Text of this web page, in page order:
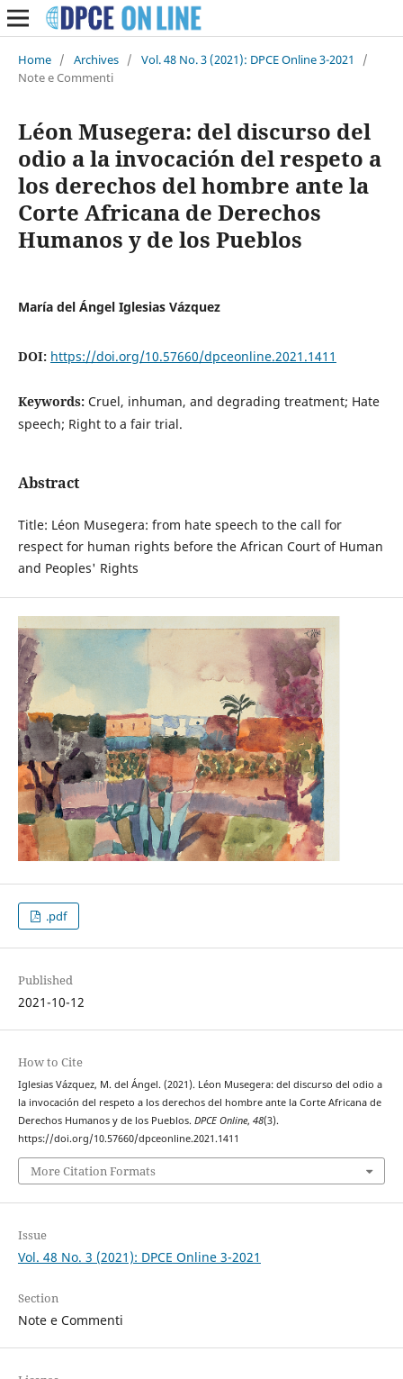
Home / Archives / Vol. 48 No. 3 (2021): DPCE Online 3-2021
/
Note e Commenti
Léon Musegera: del discurso del
odio a la invocación del respeto a
los derechos del hombre ante la
Corte Africana de Derechos
Humanos y de los Pueblos
María del Ángel Iglesias Vázquez
DOI: https://doi.org/10.57660/dpceonline.2021.1411
Keywords: Cruel, inhuman, and degrading treatment; Hate
speech; Right to a fair trial.
Abstract
Title: Léon Musegera: from hate speech to the call for
respect for human rights before the African Court of Human
and Peoples' Rights
.pdf
Published
2021-10-12
How to Cite
Iglesias Vázquez, M. del Ángel. (2021). Léon Musegera: del discurso del odio a
la invocación del respeto a los derechos del hombre ante la Corte Africana de
Derechos Humanos y de los Pueblos. DPCE Online, 48(3).
https://doi.org/10.57660/dpceonline.2021.1411
More Citation Formats
Issue
Vol. 48 No. 3 (2021): DPCE Online 3-2021
Section
Note e Commenti